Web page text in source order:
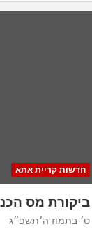
חדשות קריית אתא
ביקורת מס
ט׳ בתמוז ה׳תשפ״ג